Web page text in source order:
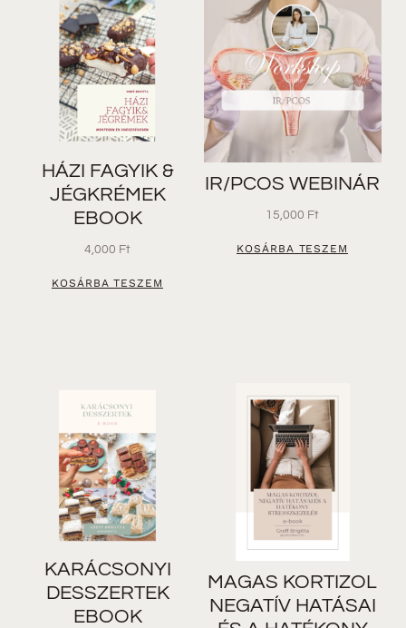
HÁZI FAGYIK &
JÉGKRÉMEK
EBOOK
4,000 Ft
KOSÁRBA TESZEM
IR/PCOS WEBINÁR
15,000 Ft
KOSÁRBA TESZEM
KARÁCSONYI
DESSZERTEK
EBOOK
MAGAS KORTIZOL
NEGATÍV HATÁSAI